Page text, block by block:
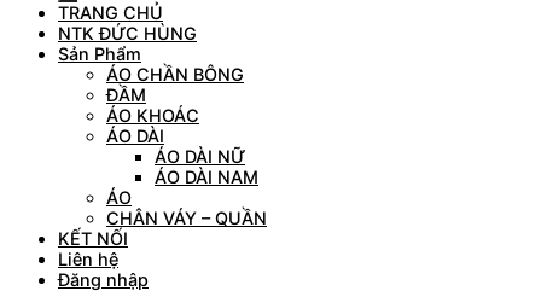
TRANG CHỦ
NTK ĐỨC HÙNG
Sản Phẩm
ÁO CHẦN BÔNG
ĐẦM
ÁO KHOÁC
ÁO DÀI
ÁO DÀI NỮ
ÁO DÀI NAM
ÁO
CHÂN VÁY – QUẦN
KẾT NỐI
Liên hệ
Đăng nhập